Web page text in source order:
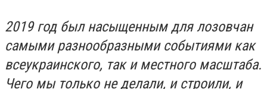
2019 год был насыщенным для лозовчан
самыми разнообразными событиями как
всеукраинского, так и местного масштаба.
Чего мы только не делали, и строили, и